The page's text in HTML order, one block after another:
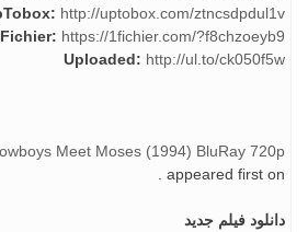
http://uptobox.com/ztncsdpdul1v
https://1fichier.com/?f8chzoeyb9
Uploaded: http://ul.to/ck050f5w
Meet Moses (1994) BluRay 720p
appeared first on
دانلود فیلم جدید